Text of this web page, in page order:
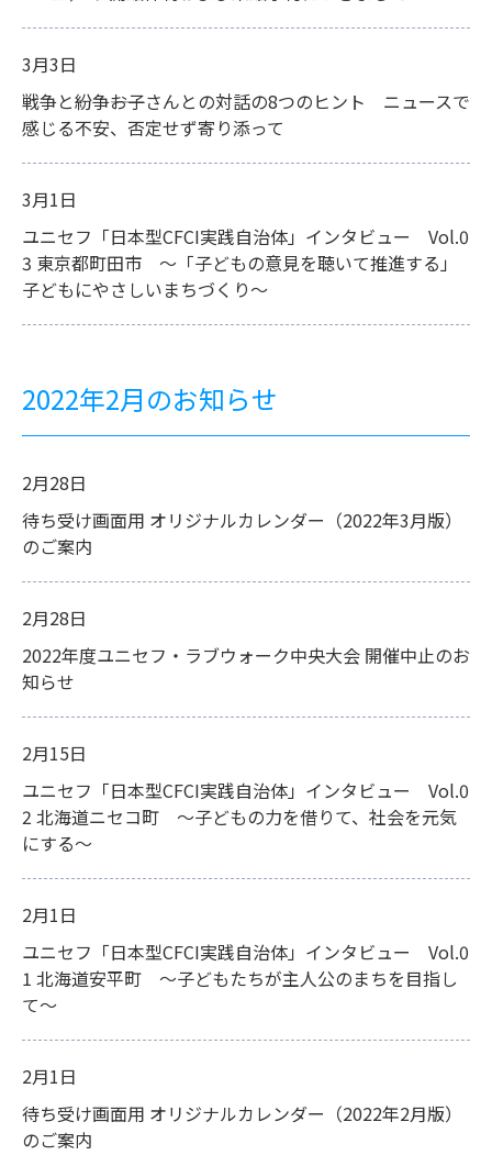
3月3日
戦争と紛争――お子さんとの対話の8つのヒント ニュースで
感じる不安、否定せず寄り添って
3月1日
ユニセフ「日本型CFCI実践自治体」インタビュー Vol.0
3 東京都町田市 ～「子どもの意見を聴いて推進する」
子どもにやさしいまちづくり～
2022年2月のお知らせ
2月28日
待ち受け画面用 オリジナルカレンダー（2022年3月版）
のご案内
2月28日
2022年度ユニセフ・ラブウォーク中央大会 開催中止のお
知らせ
2月15日
ユニセフ「日本型CFCI実践自治体」インタビュー Vol.0
2 北海道ニセコ町 ～子どもの力を借りて、社会を元気
にする～
2月1日
ユニセフ「日本型CFCI実践自治体」インタビュー Vol.0
1 北海道安平町 ～子どもたちが主人公のまちを目指し
て～
2月1日
待ち受け画面用 オリジナルカレンダー（2022年2月版）
のご案内